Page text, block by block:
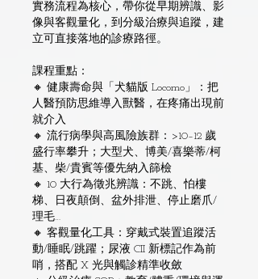
實務流程為核心，帶你從早期辨識、影
像與客觀量化，到分級治療與追蹤，建
立可直接落地的診療路徑。
課程重點：
🔸 健康壽命與「犬貓版 Locomo」：把
人醫預防思維導入獸醫，在疼痛出現前
就介入
🔸 流行病學與高風險族群：>10–12 歲
盛行率攀升；大型犬、博美/喜樂蒂/柯
基、柴/貴賓等優先納入篩檢
🔸 10 大行為徵兆辨識：不跳、怕樓
梯、日夜顛倒、盆外排泄、停止磨爪/
理毛…
🔸 客觀量化工具：穿戴式裝置追蹤活
動/睡眠/跳躍；尿液 CII 新標記作為前
哨，搭配 X 光與觸診精準收斂